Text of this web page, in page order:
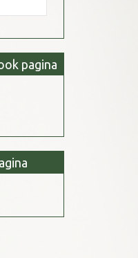
pagina